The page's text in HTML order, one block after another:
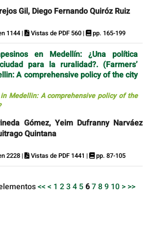
Gil, Diego Fernando Quiróz Ruiz
1144 | Vistas de PDF 560 | pp. 165-199
en Medellín: ¿Una política
para la ruralidad?. (Farmers’
A comprehensive policy of the city
in Medellin: A comprehensive policy of the
Gómez, Yeim Dufranny Narváez
Quintana
2228 | Vistas de PDF 1441 | pp. 87-105
<< < 1 234 5 6789 10 > >>